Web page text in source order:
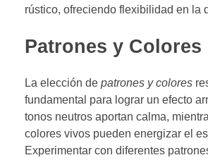
rústico, ofreciendo flexibilidad en la
Patrones y Colores
La elección de patrones y colores
fundamental para lograr un efecto
tonos neutros aportan calma,
colores vivos pueden energizar el
Experimentar con diferentes